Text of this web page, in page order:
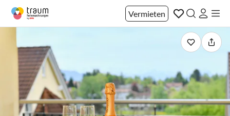
Vermieten